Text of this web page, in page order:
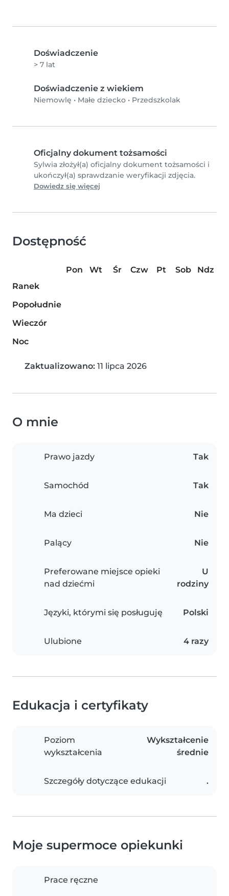
Doświadczenie
> 7 lat
Doświadczenie z wiekiem
Niemowlę • Małe dziecko • Przedszkolak
Oficjalny dokument tożsamości
Sylwia złożył(a) oficjalny dokument tożsamości i
ukończył(a) sprawdzanie weryfikacji zdjęcia.
Dowiedz się więcej
Dostępność
Pon Wt Śr Czw Pt Sob
Ndz
Ranek
Popołudnie
Wieczór
Noc
Zaktualizowano: 11 lipca 2026
O mnie
Prawo jazdy Tak
Samochód Tak
Ma dzieci Nie
Palący Nie
Preferowane miejsce opieki
nad dziećmi
U
rodziny
Języki, którymi się posługuję Polski
Ulubione 4 razy
Edukacja i certyfikaty
Poziom
wykształcenia
Wykształcenie
średnie
Szczegóły dotyczące edukacji .
Moje supermoce opiekunki
Prace ręczne